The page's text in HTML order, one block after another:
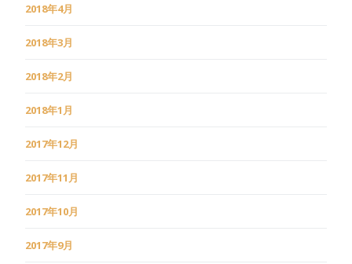
2018年4月
2018年3月
2018年2月
2018年1月
2017年12月
2017年11月
2017年10月
2017年9月